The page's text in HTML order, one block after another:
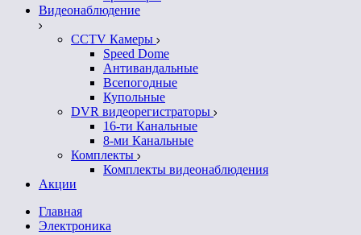
Видеонаблюдение
CCTV Камеры
Speed Dome
Антивандальные
Всепогодные
Купольные
DVR видеорегистраторы
16-ти Канальные
8-ми Канальные
Комплекты
Комплекты видеонаблюдения
Акции
Главная
Электроника